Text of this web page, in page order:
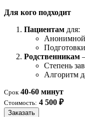
Для кого подходит
Пациентам для:
Анонимной
Родственникам
Степень
Алгоритм
Срок 40-60 минут
Стоимость: 4 500 ₽
Заказать